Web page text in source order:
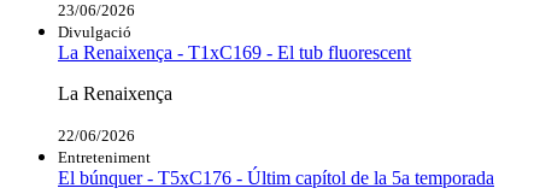
23/06/2026
Divulgació
La Renaixença - T1xC169 - El tub fluorescent
La Renaixença
22/06/2026
Entreteniment
El búnquer - T5xC176 - Últim capítol de la 5a temporada